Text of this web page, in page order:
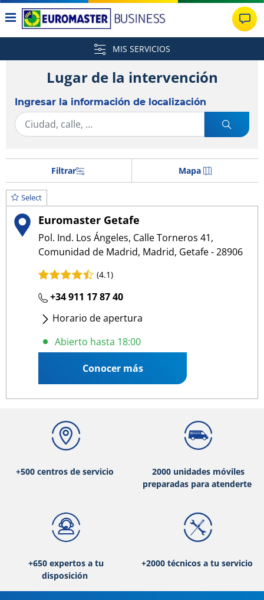
MIS SERVICIOS
Lugar de la intervención
Ingresar la información de localización
Filtrar Mapa
Select
Euromaster Getafe
Pol. Ind. Los Ángeles, Calle Torneros 41,
Comunidad de Madrid, Madrid, Getafe - 28906
(4.1)
+34 911 17 87 40
Horario de apertura
Lunes- Viernes:08:00 18:00
Abierto hasta 18:00
Conocer más
+500 centros de servicio
2000 unidades móviles
preparadas para atenderte
+650 expertos a tu
disposición
+2000 técnicos a tu servicio